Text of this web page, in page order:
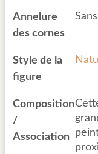
Annelure
des cornes
Style de la
figure
Composition
/
Association